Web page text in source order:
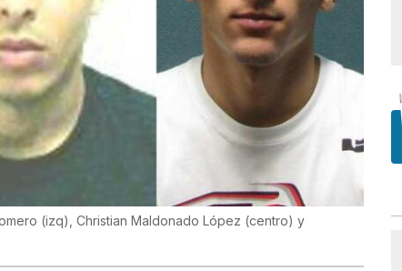
(izq), Christian Maldonado López (centro) y